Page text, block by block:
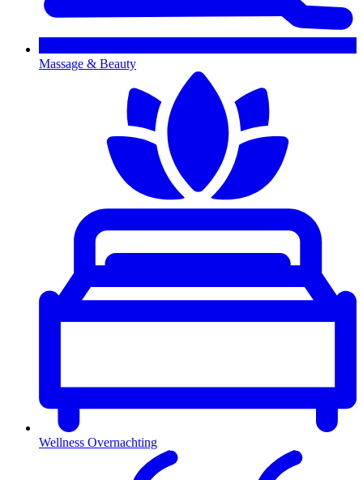
Massage & Beauty
Wellness Overnachting